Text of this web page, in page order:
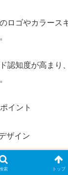
ロゴやカラース
認知度が高まり
イント
ザイン
マやコンセプト
索 トップ